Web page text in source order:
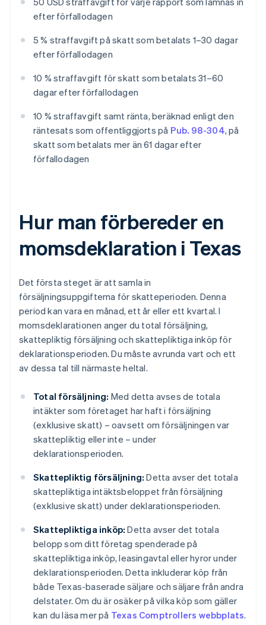
efter förfallodagen
5 % straffavgift på skatt som betalats 1–30 dagar
efter förfallodagen
10 % straffavgift för skatt som betalats 31–60
dagar efter förfallodagen
10 % straffavgift samt ränta, beräknad enligt den
räntesats som offentliggjorts på Pub. 98-304, på
skatt som betalats mer än 61 dagar efter
förfallodagen
Hur man förbereder en
momsdeklaration i Texas
Det första steget är att samla in
försäljningsuppgifterna för skatteperioden. Denna
period kan vara en månad, ett år eller ett kvartal. I
momsdeklarationen anger du total försäljning,
skattepliktig försäljning och skattepliktiga inköp för
deklarationsperioden. Du måste avrunda vart och ett
av dessa tal till närmaste heltal.
Total försäljning: Med detta avses de totala
intäkter som företaget har haft i försäljning
(exklusive skatt) – oavsett om försäljningen var
skattepliktig eller inte – under
deklarationsperioden.
Skattepliktig försäljning: Detta avser det totala
skattepliktiga intäktsbeloppet från försäljning
(exklusive skatt) under deklarationsperioden.
Skattepliktiga inköp: Detta avser det totala
belopp som ditt företag spenderade på
skattepliktiga inköp, leasingavtal eller hyror under
deklarationsperioden. Detta inkluderar köp från
både Texas-baserade säljare och säljare från andra
delstater. Om du är osäker på vilka köp som gäller
kan du läsa mer på Texas Comptrollers webbplats.